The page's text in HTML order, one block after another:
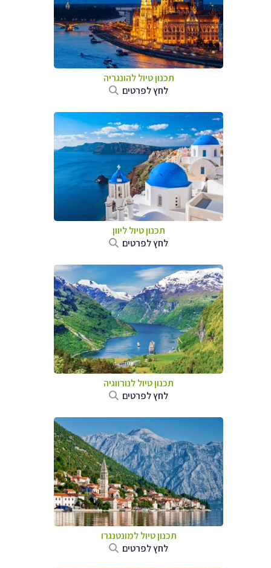
תכנון טיול להונגריה
לחץ לפרטים
תכנון טיול ליוון
לחץ לפרטים
תכנון טיול לנורווגיה
לחץ לפרטים
תכנון טיול למונטנגרו
לחץ לפרטים